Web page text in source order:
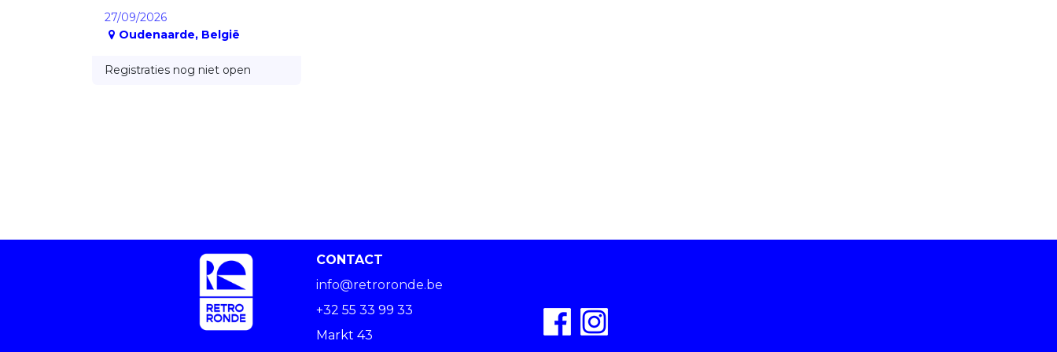
27/09/2026
Oudenaarde, België
Registraties nog niet open
CONTACT
info@retroronde.be
+32 55 33 99 33
Markt 43